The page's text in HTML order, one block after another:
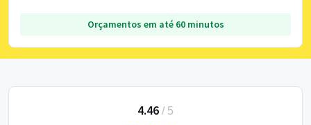
Orçamentos em até 60 minutos
4.46 / 5